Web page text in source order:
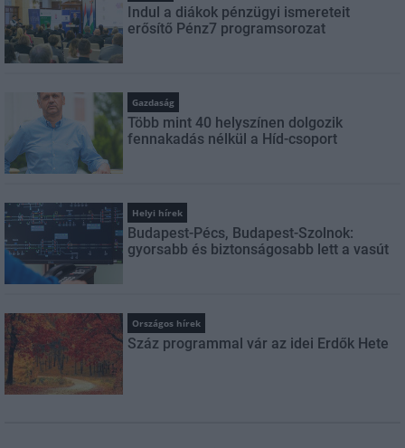
Indul a diákok pénzügyi ismereteit
erősítő Pénz7 programsorozat
Gazdaság
Több mint 40 helyszínen dolgozik
fennakadás nélkül a Híd-csoport
Helyi hírek
Budapest-Pécs, Budapest-Szolnok:
gyorsabb és biztonságosabb lett a vasút
Országos hírek
Száz programmal vár az idei Erdők Hete